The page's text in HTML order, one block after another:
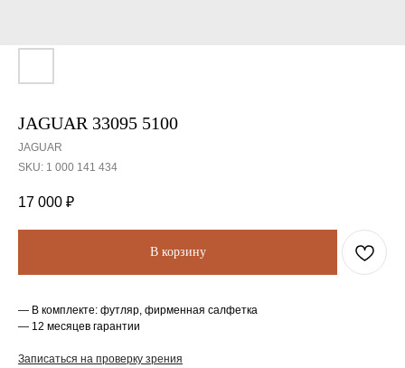
JAGUAR 33095 5100
JAGUAR
SKU: 1 000 141 434
17 000 ₽
В корзину
— В комплекте: футляр, фирменная салфетка
— 12 месяцев гарантии
Записаться на проверку зрения